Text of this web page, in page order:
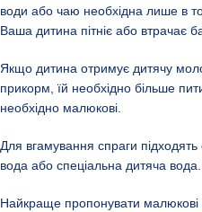
води або чаю необхідна лише в
Ваша дитина пітніє або втрачає
Якщо дитина отримує дитячу
прикорм, їй необхідно більше
необхідно малюкові.
Для вгамування спраги
вода або спеціальна дитяча вода.
Найкраще пропонувати малюкові